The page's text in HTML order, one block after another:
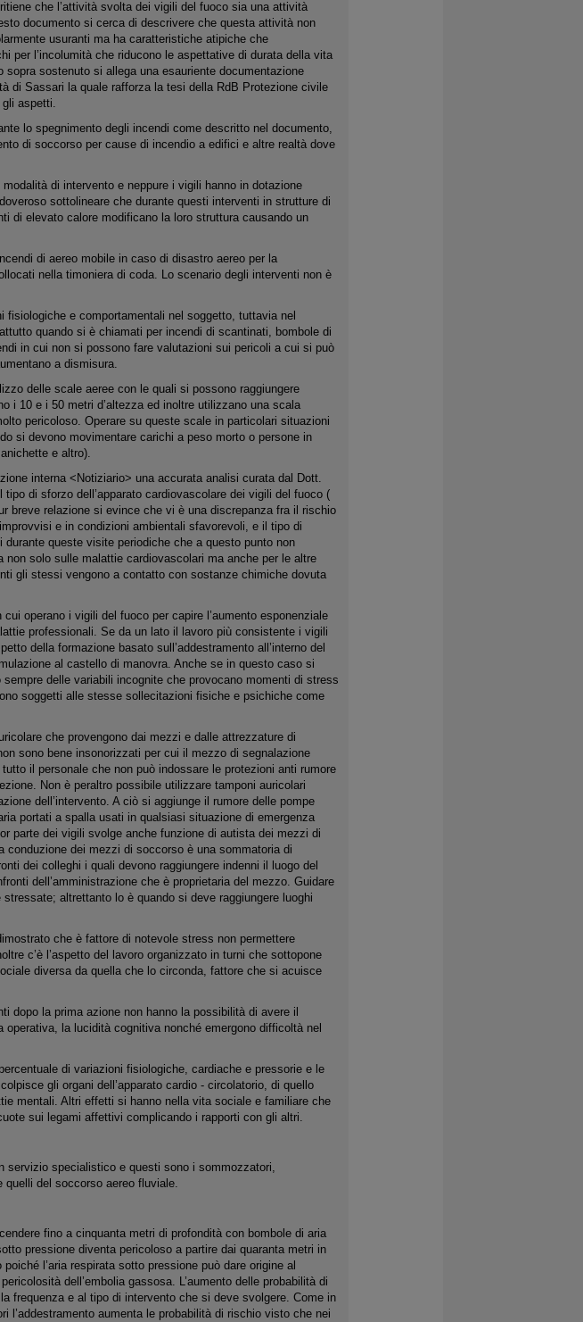
che l’attività svolta dei vigili del fuoco sia una attività
documento si cerca di descrivere che questa attività non
usuranti ma ha caratteristiche atipiche che
per l’incolumità che riducono le aspettative di durata della vita
sopra sostenuto si allega una esauriente documentazione
di Sassari la quale rafforza la tesi della RdB Protezione civile
aspetti.
lo spegnimento degli incendi come descritto nel documento,
di soccorso per cause di incendio a edifici e altre realtà dove
di intervento e neppure i vigili hanno in dotazione
sottolineare che durante questi interventi in strutture di
di elevato calore modificano la loro struttura causando un
di aereo mobile in caso di disastro aereo per la
nella timoniera di coda. Lo scenario degli interventi non è
e comportamentali nel soggetto, tuttavia nel
quando si è chiamati per incendi di scantinati, bombole di
in cui non si possono fare valutazioni sui pericoli a cui si può
a dismisura.
delle scale aeree con le quali si possono raggiungere
i 10 e i 50 metri d’altezza ed inoltre utilizzano una scala
pericoloso. Operare su queste scale in particolari situazioni
si devono movimentare carichi a peso morto o persone in
e altro).
interna <Notiziario> una accurata analisi curata dal Dott.
di sforzo dell’apparato cardiovascolare dei vigili del fuoco (
breve relazione si evince che vi è una discrepanza fra il rischio
e in condizioni ambientali sfavorevoli, e il tipo di
queste visite periodiche che a questo punto non
solo sulle malattie cardiovascolari ma anche per le altre
gli stessi vengono a contatto con sostanze chimiche dovuta
operano i vigili del fuoco per capire l’aumento esponenziale
professionali. Se da un lato il lavoro più consistente i vigili
della formazione basato sull’addestramento all’interno del
al castello di manovra. Anche se in questo caso si
delle variabili incognite che provocano momenti di stress
soggetti alle stesse sollecitazioni fisiche e psichiche come
che provengono dai mezzi e dalle attrezzature di
sono bene insonorizzati per cui il mezzo di segnalazione
il personale che non può indossare le protezioni anti rumore
Non è peraltro possibile utilizzare tamponi auricolari
dell’intervento. A ciò si aggiunge il rumore delle pompe
portati a spalla usati in qualsiasi situazione di emergenza
parte dei vigili svolge anche funzione di autista dei mezzi di
dei mezzi di soccorso è una sommatoria di
dei colleghi i quali devono raggiungere indenni il luogo del
dell’amministrazione che è proprietaria del mezzo. Guidare
altrettanto lo è quando si deve raggiungere luoghi
che è fattore di notevole stress non permettere
c’è l’aspetto del lavoro organizzato in turni che sottopone
diversa da quella che lo circonda, fattore che si acuisce
dopo la prima azione non hanno la possibilità di avere il
la lucidità cognitiva nonché emergono difficoltà nel
di variazioni fisiologiche, cardiache e pressorie e le
gli organi dell’apparato cardio - circolatorio, di quello
mentali. Altri effetti si hanno nella vita sociale e familiare che
sui legami affettivi complicando i rapporti con gli altri.
servizio specialistico e questi sono i sommozzatori,
del soccorso aereo fluviale.
fino a cinquanta metri di profondità con bombole di aria
pressione diventa pericoloso a partire dai quaranta metri in
l’aria respirata sotto pressione può dare origine al
dell’embolia gassosa. L’aumento delle probabilità di
frequenza e al tipo di intervento che si deve svolgere. Come in
aumenta le probabilità di rischio visto che nei